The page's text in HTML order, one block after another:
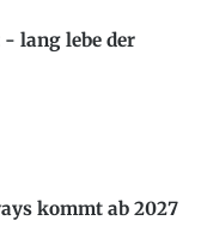
lang lebe der
kommt ab 2027